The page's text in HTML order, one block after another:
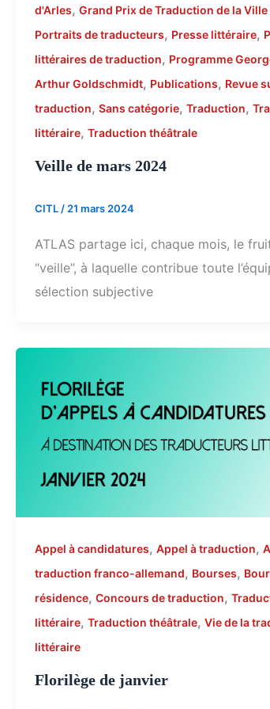
d'Arles, Grand Prix de Traduction de la Ville
Portraits de traducteurs, Presse littéraire,
littéraires de traduction, Programme
Arthur Goldschmidt, Publications, Revue
traduction, Sans catégorie, Traduction,
littéraire, Traduction théâtrale
Veille de mars 2024
CITL / 21 mars 2024
ATLAS partage ici, chaque mois, le
“veille”, à laquelle contribue toute
sélection subjective
Appel à candidatures, Appel à traduction,
traduction franco-allemand, Bourses,
résidence, Concours de traduction,
littéraire, Traduction théâtrale, Vie de la
littéraire
Florilège de janvier